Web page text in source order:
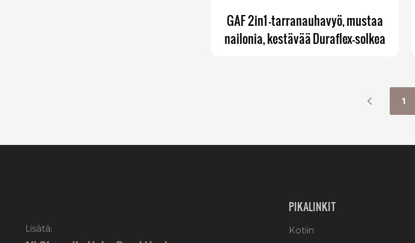
GAF 2in1 -tarranauhavyö, mustaa
nailonia, kestävää Duraflex-solkea
1
Lisätä:
PIKALINKIT
Kotiin